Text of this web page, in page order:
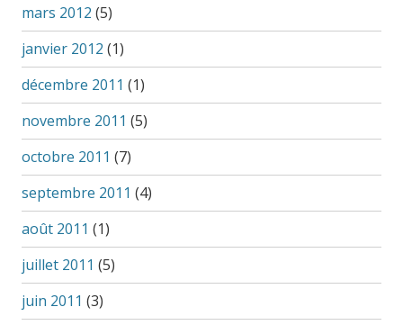
mars 2012 (5)
janvier 2012 (1)
décembre 2011 (1)
novembre 2011 (5)
octobre 2011 (7)
septembre 2011 (4)
août 2011 (1)
juillet 2011 (5)
juin 2011 (3)